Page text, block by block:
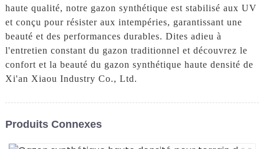
haute qualité, notre gazon synthétique est stabilisé aux UV
et conçu pour résister aux intempéries, garantissant une
beauté et des performances durables. Dites adieu à
l'entretien constant du gazon traditionnel et découvrez le
confort et la beauté du gazon synthétique haute densité de
Xi'an Xiaou Industry Co., Ltd.
Produits Connexes